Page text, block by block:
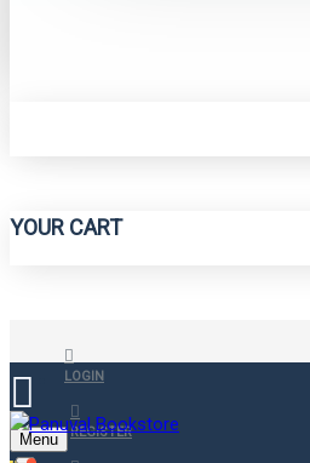
YOUR CART
LOGIN
REGISTER
Menu